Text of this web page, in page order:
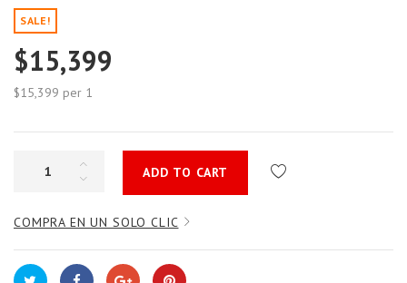
SALE!
$15,399
$15,399 per 1
ADD TO CART
COMPRA EN UN SOLO CLIC